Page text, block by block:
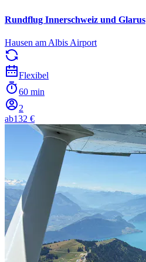
Rundflug Innerschweiz und Glarus
Hausen am Albis Airport
Flexibel
60 min
2
ab132 €